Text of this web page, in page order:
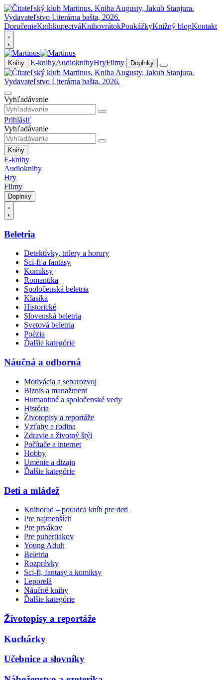
DoručenieKníhkupectváKnihovrátokPoukážkyKnižný blogKontakt
Knihy E-knihyAudioknihyHryFilmy Doplnky
Vyhľadávanie
Prihlásiť
Vyhľadávanie
Knihy
E-knihy
Audioknihy
Hry
Filmy
Doplnky
Beletria
Detektívky, trilery a horory
Sci-fi a fantasy
Komiksy
Romantika
Spoločenská beletria
Klasika
Historické
Slovenská beletria
Svetová beletria
Poézia
Ďalšie kategórie
Náučná a odborná
Motivácia a sebarozvoj
Biznis a manažment
Humanitné a spoločenské vedy
História
Životopisy a reportáže
Vzťahy a rodina
Zdravie a životný štýl
Počítače a internet
Hobby
Umenie a dizajn
Ďalšie kategórie
Deti a mládež
Knihorad – poradca kníh pre deti
Pre najmenších
Pre prvákov
Pre pubertiakov
Young Adult
Beletria
Rozprávky
Sci-fi, fantasy a komiksy
Leporelá
Náučné knihy
Ďalšie kategórie
Životopisy a reportáže
Kuchárky
Učebnice a slovníky